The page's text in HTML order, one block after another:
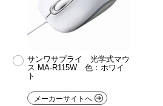
サンワサプライ 光学式マウ
ス MA-R115W 色：ホワイ
ト
メーカーサイトへ